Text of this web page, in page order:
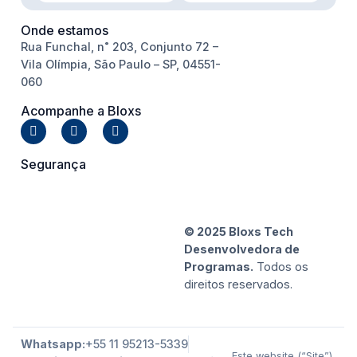
Onde estamos
Rua Funchal, n˚ 203, Conjunto 72 –
Vila Olímpia, São Paulo – SP, 04551-
060
Acompanhe a Bloxs
Segurança
© 2025 Bloxs Tech
Desenvolvedora de
Programas. Todos os
direitos reservados.
Whatsapp:+55 11 95213-5339